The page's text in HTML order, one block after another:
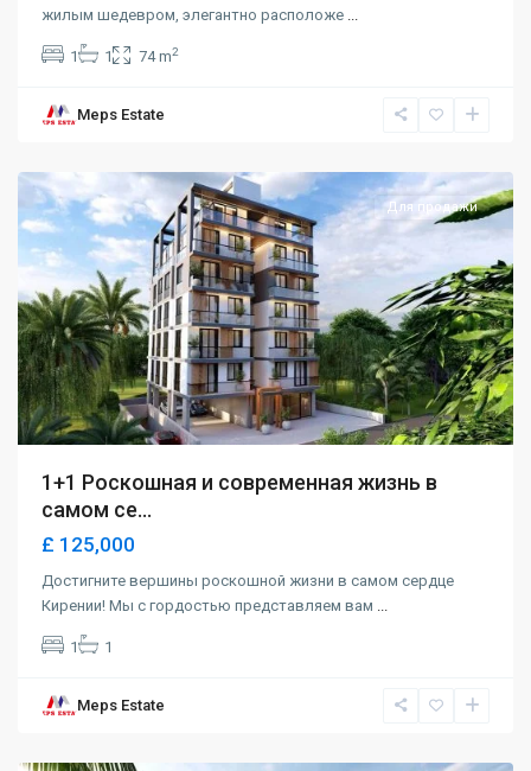
жилым шедевром, элегантно расположе ...
1 1 74 m2
Meps Estate
Karakum,
Для продажи
1+1 Роскошная и современная жизнь в
самом се...
£ 125,000
Достигните вершины роскошной жизни в самом сердце
Кирении! Мы с гордостью представляем вам ...
1 1
Meps Estate
Alsancak,